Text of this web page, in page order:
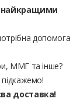
найкращими
допомога
ММГ та інше?
доставка!